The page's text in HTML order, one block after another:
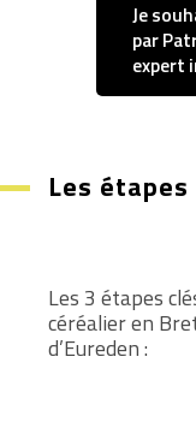
Je
par
expert
Les
Les 3 étapes
céréalier en
d’Eureden :